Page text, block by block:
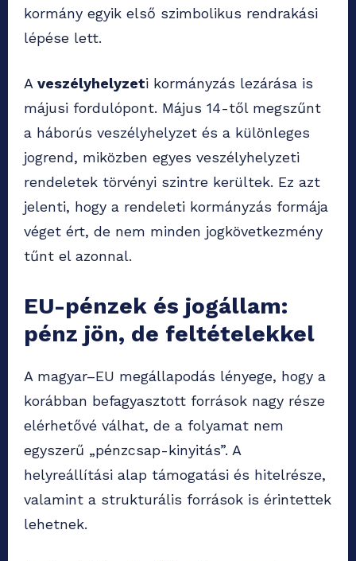
kormány egyik első szimbolikus rendrakási
lépése lett.
A veszélyhelyzeti kormányzás lezárása is
májusi fordulópont. Május 14-től megszűnt
a háborús veszélyhelyzet és a különleges
jogrend, miközben egyes veszélyhelyzeti
rendeletek törvényi szintre kerültek. Ez azt
jelenti, hogy a rendeleti kormányzás formája
véget ért, de nem minden jogkövetkezmény
tűnt el azonnal.
EU-pénzek és jogállam:
pénz jön, de feltételekkel
A magyar–EU megállapodás lényege, hogy a
korábban befagyasztott források nagy része
elérhetővé válhat, de a folyamat nem
egyszerű „pénzcsap-kinyitás”. A
helyreállítási alap támogatási és hitelrésze,
valamint a strukturális források is érintettek
lehetnek.